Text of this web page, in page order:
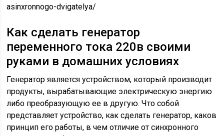
asinxronnogo-dvigatelya/
Как сделать генератор
переменного тока 220в своими
руками в домашних условиях
Генератор является устройством, который производит
продукты, вырабатывающие электрическую энергию
либо преобразующую ее в другую. Что собой
представляет устройство, как сделать генератор, каков
принцип его работы, в чем отличие от синхронного